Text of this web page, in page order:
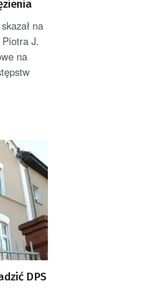
na
J.
na
DPS